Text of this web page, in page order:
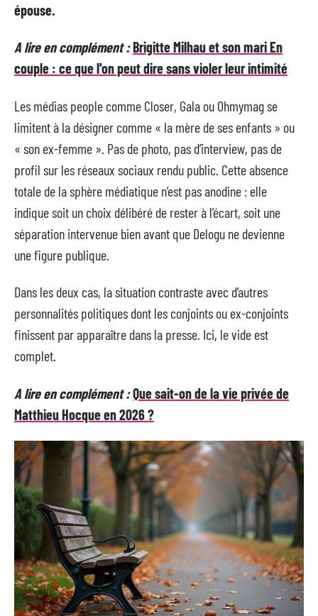
épouse.
A lire en complément :Brigitte Milhau et son mari En
couple : ce que l'on peut dire sans violer leur intimité
Les médias people comme Closer, Gala ou Ohmymag se
limitent à la désigner comme « la mère de ses enfants » ou
« son ex-femme ». Pas de photo, pas d’interview, pas de
profil sur les réseaux sociaux rendu public. Cette absence
totale de la sphère médiatique n’est pas anodine : elle
indique soit un choix délibéré de rester à l’écart, soit une
séparation intervenue bien avant que Delogu ne devienne
une figure publique.
Dans les deux cas, la situation contraste avec d’autres
personnalités politiques dont les conjoints ou ex-conjoints
finissent par apparaître dans la presse. Ici, le vide est
complet.
A lire en complément :Que sait-on de la vie privée de
Matthieu Hocque en 2026 ?